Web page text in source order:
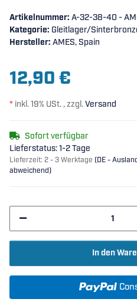
Artikelnummer: A-32-38-40 -
Kategorie: Gleitlager/
Hersteller: AMES, Spain
12,90 €
* inkl. 19% USt. , zzgl.Versand
Sofort verfügbar
Lieferstatus: 1-2 Tage
Lieferzeit: 2 - 3 Werktage (DE -
abweichend)
In den